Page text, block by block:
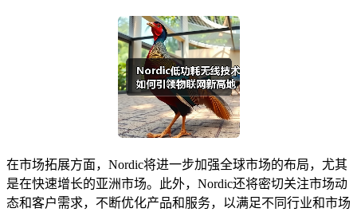
在市场拓展方面，Nordic将进一步加强全球市场的布局，尤其
是在快速增长的亚洲市场。此外，Nordic还将密切关注市场动
态和客户需求，不断优化产品和服务，以满足不同行业和市场